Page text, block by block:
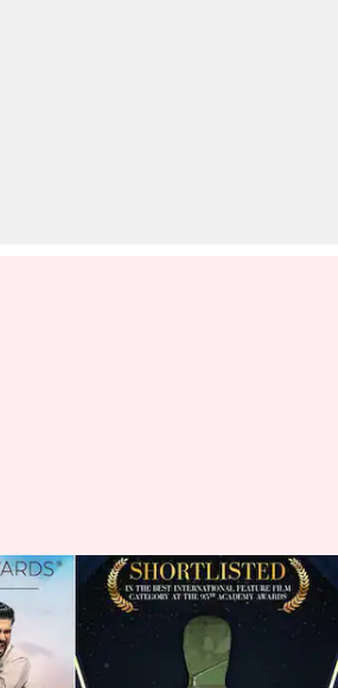
ఆర్ఆర్ఆర్ ఇటు
Dec 22, 2022